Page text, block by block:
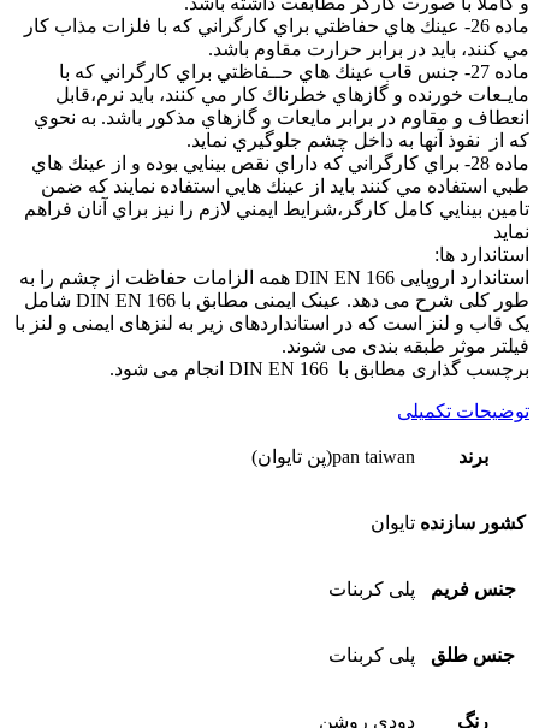
ماده 26- عينك هاي حفاظتي براي كارگراني كه با فلزات مذاب كار
مي كنند، بايد در برابر حرارت مقاوم باشد.
ماده 27- جنس قاب عينك هاي حــفاظتي براي كارگراني كه با
مايـعات خورنده و گازهاي خطرناك كار مي كنند، بايد نرم،قابل
انعطاف و مقاوم در برابر مايعات و گازهاي مذكور باشد. به نحوي
كه از نفوذ آنها به داخل چشم جلوگيري نمايد.
ماده 28- براي كارگراني كه داراي نقص بينايي بوده و از عينك هاي
طبي استفاده مي كنند بايد از عينك هايي استفاده نمايند كه ضمن
تامين بينايي كامل كارگر،شرايط ايمني لازم را نيز براي آنان فراهم
نمايد
استاندارد ها:
استاندارد اروپایی DIN EN 166 همه الزامات حفاظت از چشم را به
طور کلی شرح می دهد. عینک ایمنی مطابق با DIN EN 166 شامل
یک قاب و لنز است که در استانداردهای زیر به لنزهای ایمنی و لنز با
فیلتر موثر طبقه بندی می شوند.
برچسب گذاری مطابق با DIN EN 166 انجام می شود.
توضیحات تکمیلی
برند pan taiwan(پن تایوان)
کشور سازنده تایوان
جنس فریم پلی کربنات
جنس طلق پلی کربنات
رنگ دودی روشن